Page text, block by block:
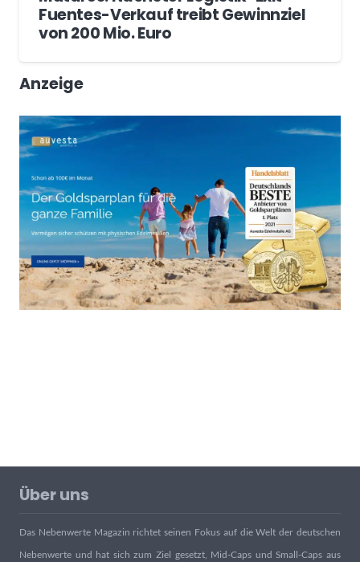
Fuentes-Verkauf treibt Gewinnziel
von 200 Mio. Euro
Anzeige
Über uns
Das Nebenwerte Magazin richtet seinen Fokus auf die Welt der deutschen
Nebenwerte und hat sich zum Ziel gesetzt, Mid-Caps und Small-Caps aus